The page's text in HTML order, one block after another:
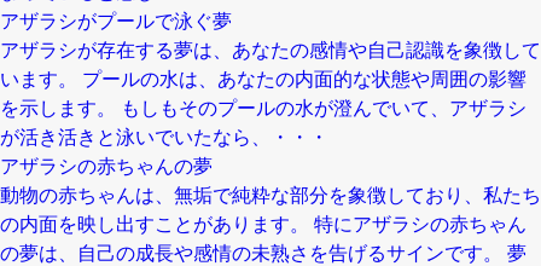
アザラシがプールで泳ぐ夢
アザラシが存在する夢は、あなたの感情や自己認識を象徴して
います。 プールの水は、あなたの内面的な状態や周囲の影響
を示します。 もしもそのプールの水が澄んでいて、アザラシ
が活き活きと泳いでいたなら、・・・
アザラシの赤ちゃんの夢
動物の赤ちゃんは、無垢で純粋な部分を象徴しており、私たち
の内面を映し出すことがあります。 特にアザラシの赤ちゃん
の夢は、自己の成長や感情の未熟さを告げるサインです。 夢